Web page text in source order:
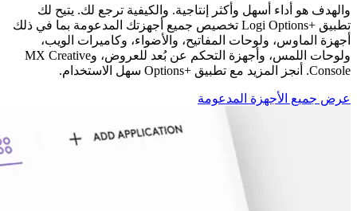
والهدف هو أداء أسهل وأكثر إنتاجية. والكيفية ترجع لك. يتيح لك
تطبيق Logi Options+‎ تخصيص جميع أجهزتك المدعومة بما في ذلك
أجهزة الماوس، ولوحات المفاتيح، والأضواء، وكاميرات الويب،
ولوحات اللمس، وأجهزة التحكم عن بُعد للعروض، وMX Creative
Console. أنجز المزيد مع تطبيق Options+‎ سهل الاستخدام.
عرض جميع الأجهزة المدعومة